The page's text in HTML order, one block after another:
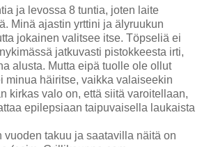
ja levossa 8 tuntia, joten laite
Minä ajastin yrttini ja älyruukun
jokainen valitsee itse. Töpseliä ei
jatkuvasti pistokkeesta irti,
alusta. Mutta eipä tuolle ole ollut
minua häiritse, vaikka valaiseekin
kirkas valo on, että siitä varoitellaan,
epilepsiaan taipuvaisella laukaista
vuoden takuu ja saatavilla näitä on